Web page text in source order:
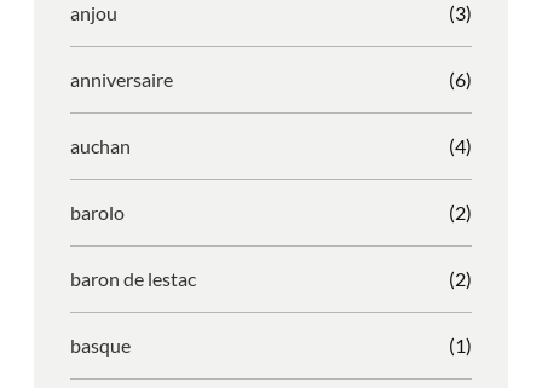
anjou (3)
anniversaire (6)
auchan (4)
barolo (2)
baron de lestac (2)
basque (1)